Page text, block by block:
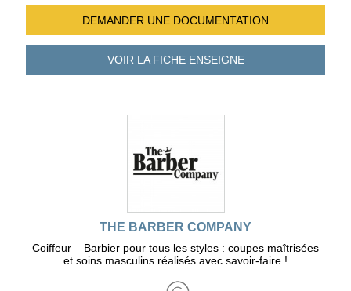
DEMANDER UNE DOCUMENTATION
VOIR LA FICHEENSEIGNE
THE BARBER COMPANY
Coiffeur – Barbier pour tous les styles : coupes maîtrisées
et soins masculins réalisés avec savoir-faire !